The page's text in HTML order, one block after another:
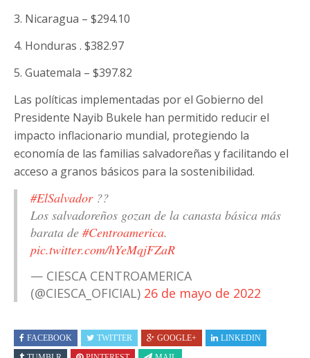
3. Nicaragua – $294.10
4. Honduras . $382.97
5. Guatemala – $397.82
Las políticas implementadas por el Gobierno del
Presidente Nayib Bukele han permitido reducir el
impacto inflacionario mundial, protegiendo la
economía de las familias salvadoreñas y facilitando el
acceso a granos básicos para la sostenibilidad.
#ElSalvador??
Los salvadoreños gozan de la canasta básica más
barata de #Centroamerica.
pic.twitter.com/hYeMqjFZaR
— CIESCA CENTROAMERICA
(@CIESCA_OFICIAL) 26 de mayo de 2022
FACEBOOK TWITTER GOOGLE+
LINKEDIN